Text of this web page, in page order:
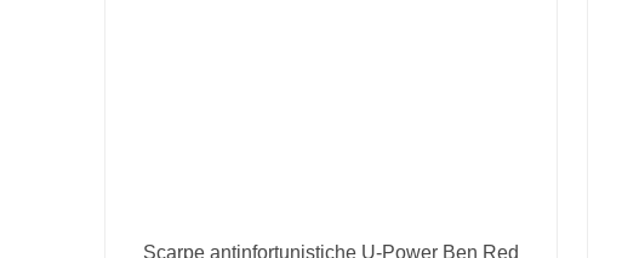
Scarpe antinfortunistiche U-Power Ben Red